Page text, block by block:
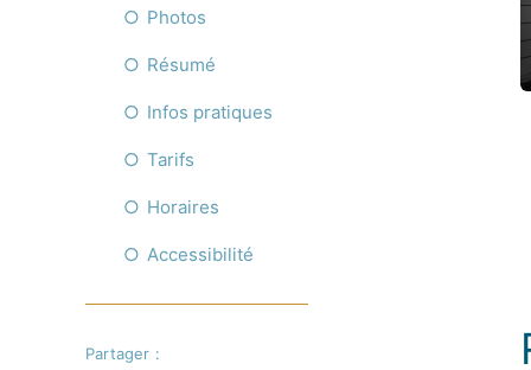
Photos
Résumé
Infos pratiques
Tarifs
Horaires
Accessibilité
Partager :